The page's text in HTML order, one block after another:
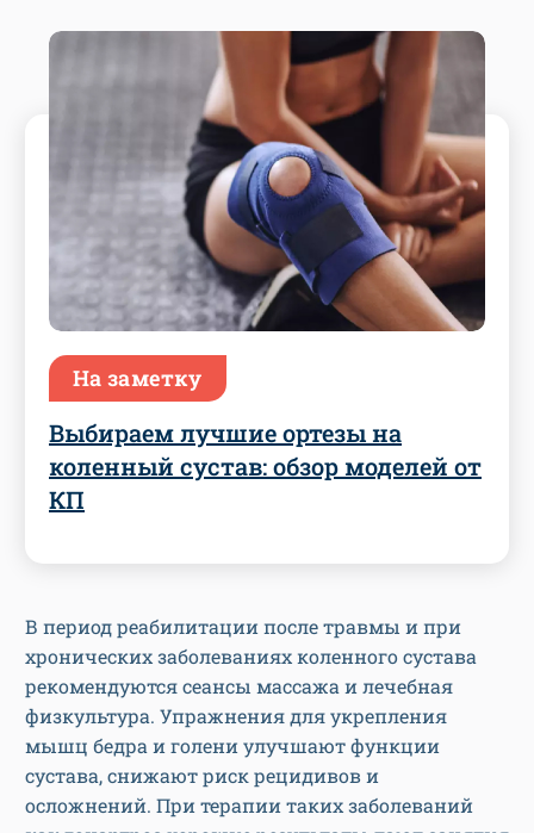
На заметку
Выбираем лучшие ортезы на
коленный сустав: обзор моделей от
КП
В период реабилитации после травмы и при
хронических заболеваниях коленного сустава
рекомендуются сеансы массажа и лечебная
физкультура. Упражнения для укрепления
мышц бедра и голени улучшают функции
сустава, снижают риск рецидивов и
осложнений. При терапии таких заболеваний